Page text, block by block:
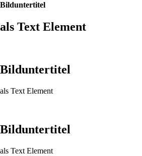
Bilduntertitel
als Text Element
Bild­unter­titel
als Text Element
Bild­unter­titel
als Text Element